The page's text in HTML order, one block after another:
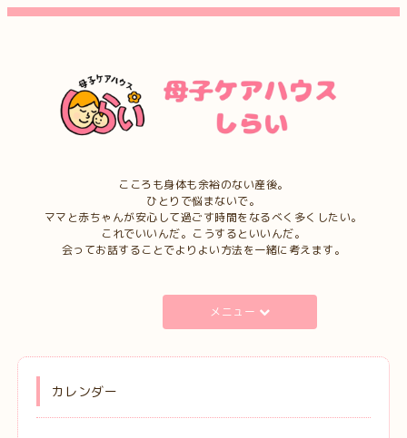
こころも身体も余裕のない産後。
ひとりで悩まないで。
ママと赤ちゃんが安心して過ごす時間をなるべく多くしたい。
これでいいんだ。こうするといいんだ。
会ってお話することでよりよい方法を一緒に考えます。
メニュー
カレンダー